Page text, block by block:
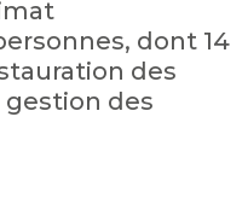
dont 14
des
des